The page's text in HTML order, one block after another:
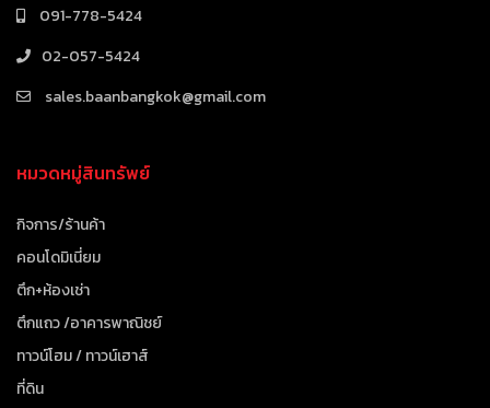
091-778-5424
02-057-5424
sales.baanbangkok@gmail.com
หมวดหมู่สินทรัพย์
กิจการ/ร้านค้า
คอนโดมิเนี่ยม
ตึก+ห้องเช่า
ตึกแถว /อาคารพาณิชย์
ทาวน์โฮม / ทาวน์เฮาส์
ที่ดิน